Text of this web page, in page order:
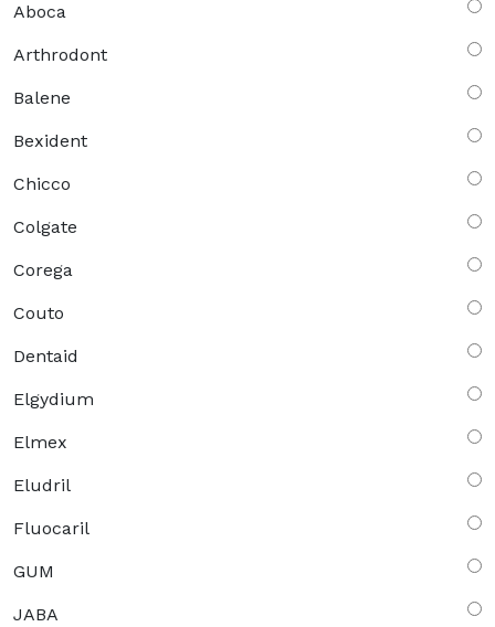
Aboca
Arthrodont
Balene
Bexident
Chicco
Colgate
Corega
Couto
Dentaid
Elgydium
Elmex
Eludril
Fluocaril
GUM
JABA